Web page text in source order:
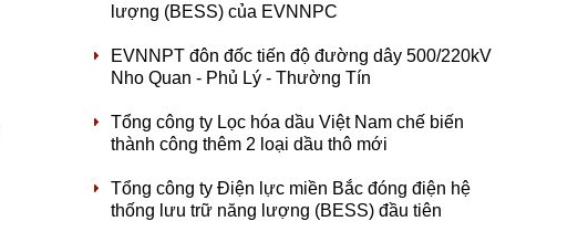
lượng (BESS) của EVNNPC
EVNNPT đôn đốc tiến độ đường dây 500/220kV
Nho Quan - Phủ Lý - Thường Tín
Tổng công ty Lọc hóa dầu Việt Nam chế biến
thành công thêm 2 loại dầu thô mới
Tổng công ty Điện lực miền Bắc đóng điện hệ
thống lưu trữ năng lượng (BESS) đầu tiên